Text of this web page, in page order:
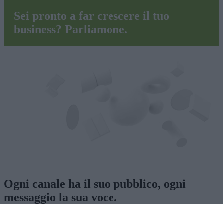
Sei pronto a far crescere il tuo
business? Parliamone.
Ogni canale ha il suo pubblico, ogni
messaggio la sua voce.